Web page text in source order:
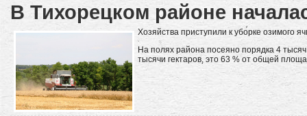
В Тихорецком районе
Хозяйства приступили к уборке озимого
На полях района посеяно порядка 4
тысячи гектаров, это 63 % от общей